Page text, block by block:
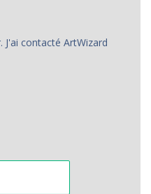
J'ai contacté ArtWizard